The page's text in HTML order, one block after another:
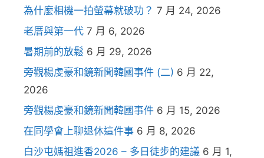
為什麼相機一拍螢幕就破功？ 7 月 24, 2026
老厝與第一代 7 月 6, 2026
暑期前的放鬆 6 月 29, 2026
旁觀楊虔豪和鏡新聞韓國事件 (二) 6 月 22,
2026
旁觀楊虔豪和鏡新聞韓國事件 6 月 15, 2026
在同學會上聊退休這件事 6 月 8, 2026
白沙屯媽祖進香2026 – 多日徒步的建議 6 月 1,